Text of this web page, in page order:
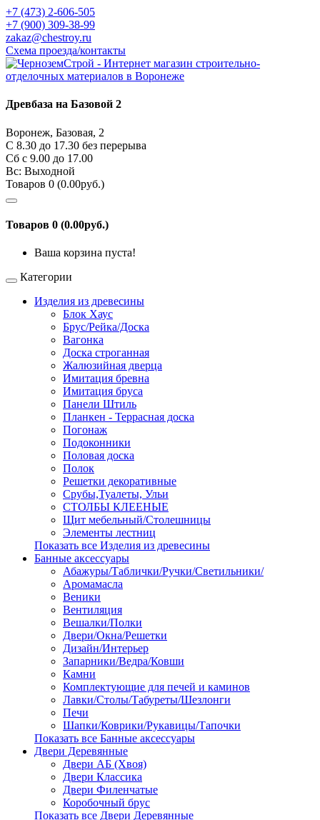
+7 (473) 2-606-505
+7 (900) 309-38-99
zakaz@chestroy.ru
Схема проезда/контакты
Древбаза на Базовой 2
Воронеж, Базовая, 2
С 8.30 до 17.30 без перерыва
Сб c 9.00 до 17.00
Вс: Выходной
Товаров 0 (0.00руб.)
Товаров 0 (0.00руб.)
Ваша корзина пуста!
Категории
Изделия из древесины
Блок Хаус
Брус/Рейка/Доска
Вагонка
Доска строганная
Жалюзийная дверца
Имитация бревна
Имитация бруса
Панели Штиль
Планкен - Террасная доска
Погонаж
Подоконники
Половая доска
Полок
Решетки декоративные
Срубы,Туалеты, Ульи
СТОЛБЫ КЛЕЕНЫЕ
Щит мебельный/Столешницы
Элементы лестниц
Показать все Изделия из древесины
Банные аксессуары
Абажуры/Таблички/Ручки/Светильники/
Аромамасла
Веники
Вентиляция
Вешалки/Полки
Двери/Окна/Решетки
Дизайн/Интерьер
Запарники/Ведра/Ковши
Камни
Комплектующие для печей и каминов
Лавки/Столы/Табуреты/Шезлонги
Печи
Шапки/Коврики/Рукавицы/Тапочки
Показать все Банные аксессуары
Двери Деревянные
Двери АБ (Хвоя)
Двери Классика
Двери Филенчатые
Коробочный брус
Показать все Двери Деревянные